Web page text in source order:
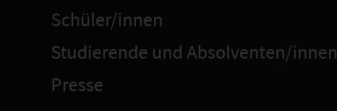
Schüler/innen
Studierende und Absolventen/innen
Presse